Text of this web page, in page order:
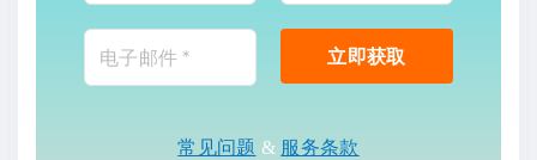
常见问题 & 服务条款